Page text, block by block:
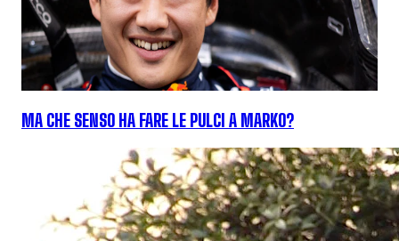
MA CHE SENSO HA FARE LE PULCI A MARKO?